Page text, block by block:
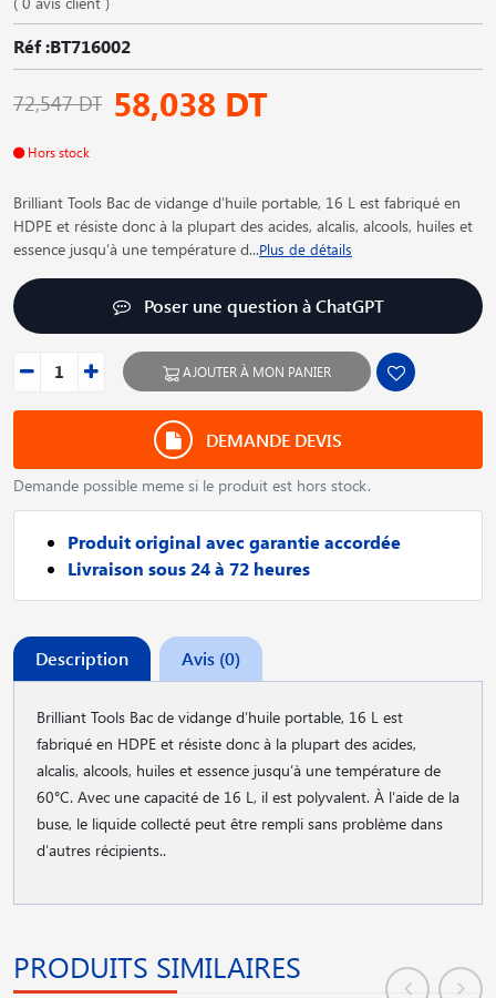
Réf :BT716002
72,547 DT 58,038 DT
Hors stock
Brilliant Tools Bac de vidange d′huile portable, 16 L est fabriqué en
HDPE et résiste donc à la plupart des acides, alcalis, alcools, huiles et
essence jusqu′à une température d...Plus de détails
Poser une question à ChatGPT
AJOUTER À MON PANIER
DEMANDE DEVIS
Demande possible meme si le produit est hors stock.
Produit original avec garantie accordée
Livraison sous 24 à 72 heures
Description Avis (0)
Brilliant Tools Bac de vidange d′huile portable, 16 L est
fabriqué en HDPE et résiste donc à la plupart des acides,
alcalis, alcools, huiles et essence jusqu′à une température de
60°C. Avec une capacité de 16 L, il est polyvalent. À l′aide de la
buse, le liquide collecté peut être rempli sans problème dans
d′autres récipients..
PRODUITS SIMILAIRES